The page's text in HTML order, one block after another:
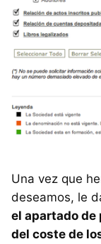
Una vez que
deseamos, le
el apartado de
del coste de